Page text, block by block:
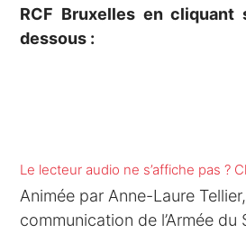
RCF Bruxelles en
dessous :
Le lecteur audio ne s’affiche pas ?
Animée par Anne-Laure
communication de l’Armée du